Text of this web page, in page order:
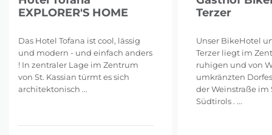
EXPLORER'S HOME
Das Hotel Tofana ist cool, lässig
und modern - und einfach anders
! In zentraler Lage im Zentrum
von St. Kassian türmt es sich
architektonisch ...
Terzer
Unser BikeHotel
Terzer liegt im
ruhigen und von
umkränzten
der Weinstraße im
Südtirols . ...